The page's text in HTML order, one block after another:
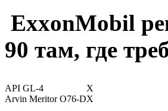
ExxonMobil
90 там, где
API GL-4
X
Arvin Meritor O76-DX